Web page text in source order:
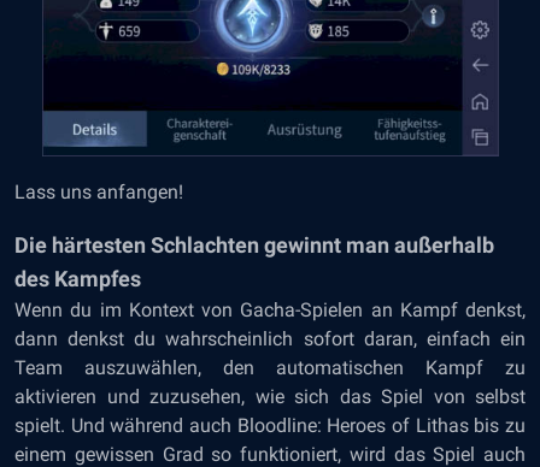
Lass uns anfangen!
Die härtesten Schlachten gewinnt man außerhalb
des Kampfes
Wenn du im Kontext von Gacha-Spielen an Kampf denkst,
dann denkst du wahrscheinlich sofort daran, einfach ein
Team auszuwählen, den automatischen Kampf zu
aktivieren und zuzusehen, wie sich das Spiel von selbst
spielt. Und während auch Bloodline: Heroes of Lithas bis zu
einem gewissen Grad so funktioniert, wird das Spiel auch